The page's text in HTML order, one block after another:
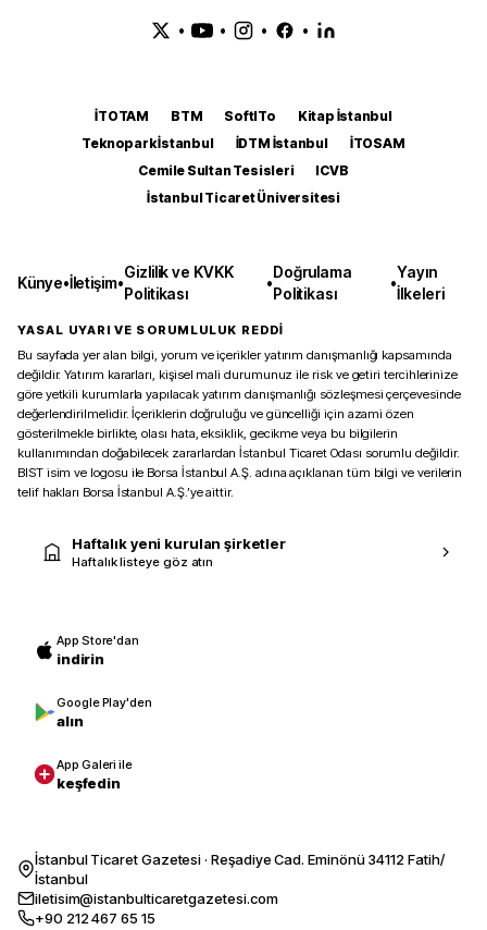
• • • •
İTOTAM BTM SoftITo
Kitap İstanbul
Teknopark İstanbul
İDTM İstanbul
İTOSAM
Cemile Sultan Tesisleri
ICVB
İstanbul Ticaret Üniversitesi
Künye•İletişim•
Gizlilik ve KVKK
Politikası
•
Doğrulama
Politikası
•
Yayın
İlkeleri
YASAL UYARI VE SORUMLULUK REDDİ
Bu sayfada yer alan bilgi, yorum ve içerikler yatırım danışmanlığı kapsamında
değildir. Yatırım kararları, kişisel mali durumunuz ile risk ve getiri tercihlerinize
göre yetkili kurumlarla yapılacak yatırım danışmanlığı sözleşmesi çerçevesinde
değerlendirilmelidir. İçeriklerin doğruluğu ve güncelliği için azami özen
gösterilmekle birlikte, olası hata, eksiklik, gecikme veya bu bilgilerin
kullanımından doğabilecek zararlardan İstanbul Ticaret Odası sorumlu değildir.
BIST isim ve logosu ile Borsa İstanbul A.Ş. adına açıklanan tüm bilgi ve verilerin
telif hakları Borsa İstanbul A.Ş.’ye aittir.
Haftalık yeni kurulan şirketler
Haftalık listeye göz atın
App Store'dan
indirin
Google Play'den
alın
App Galeri ile
keşfedin
İstanbul Ticaret Gazetesi · Reşadiye Cad. Eminönü 34112 Fatih/
İstanbul
iletisim@istanbulticaretgazetesi.com
+90 212 467 65 15